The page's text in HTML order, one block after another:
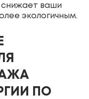
снижает ваши
экологичным.
ПО